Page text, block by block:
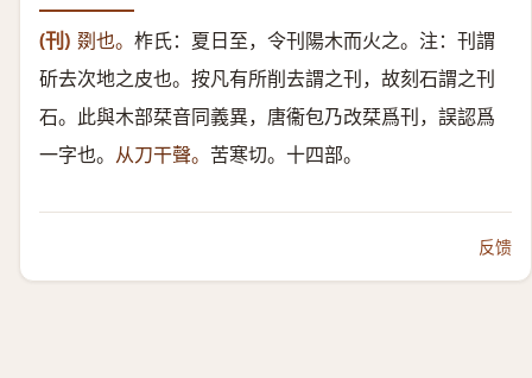
(刊) 剟也。 柞氏：夏日至，令刊陽木而火之。注：刊謂
斫去次地之皮也。按凡有所削去謂之刊，故刻石謂之刊
石。此與木部栞音同義異，唐衞包乃改栞爲刊，誤認爲
一字也。 从刀干聲。 苦寒切。十四部。
反馈